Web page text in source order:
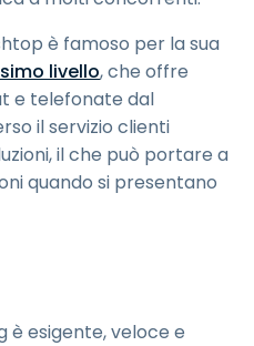
è famoso per la sua
livello, che offre
e telefonate dal
il servizio clienti
il che può portare a
quando si presentano
è esigente, veloce e